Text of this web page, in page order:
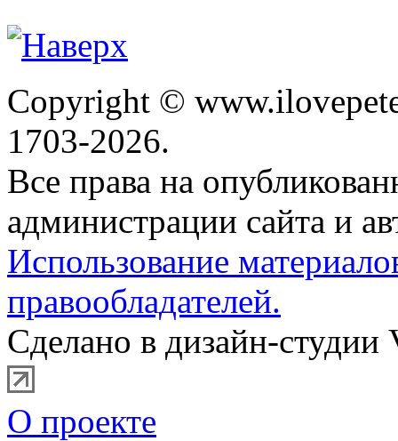
Copyright ©
1703-2026.
Все права на
администрации сайта и
Использование
правообладателей.
Сделано в дизайн-студии
О проекте